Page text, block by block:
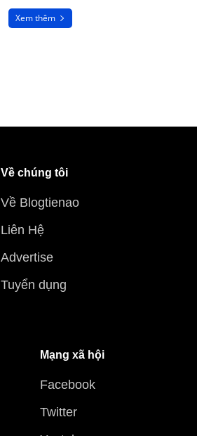
Xem thêm
Về chúng tôi
Về Blogtienao
Liên Hệ
Advertise
Tuyển dụng
Mạng xã hội
Facebook
Twitter